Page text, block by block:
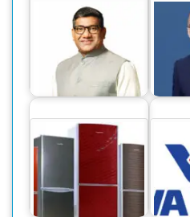
আলফাডাঙ্গা-
বোয়ালমারীতে আরিফুর
রহমান দোলনের পক্ষে…
দেশি ফ্রিজে স্বপ্নপূরণ